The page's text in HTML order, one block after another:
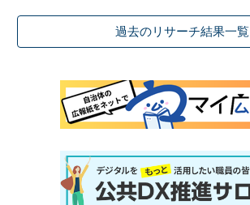
過去のリサーチ結果一覧